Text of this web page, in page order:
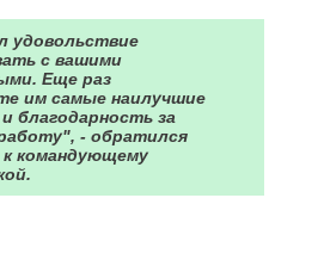
удовольствие
с вашими
Еще раз
им самые наилучшие
благодарность за
- обратился
командующему